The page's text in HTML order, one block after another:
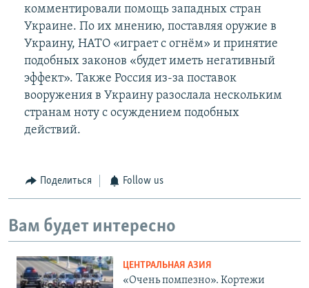
комментировали помощь западных стран
Украине. По их мнению, поставляя оружие в
Украину, НАТО «играет с огнём» и принятие
подобных законов «будет иметь негативный
эффект». Также Россия из-за поставок
вооружения в Украину разослала нескольким
странам ноту с осуждением подобных
действий.
Поделиться Follow us
Вам будет интересно
ЦЕНТРАЛЬНАЯ АЗИЯ
«Очень помпезно». Кортежи